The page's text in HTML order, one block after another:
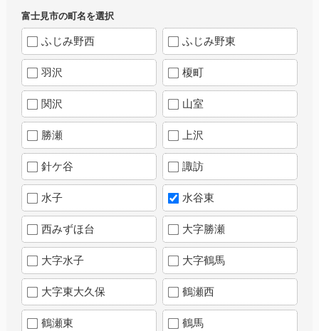
富士見市の町名を選択
ふじみ野西 ふじみ野東
羽沢 榎町
関沢 山室
勝瀬 上沢
針ケ谷 諏訪
水子 水谷東
西みずほ台 大字勝瀬
大字水子 大字鶴馬
大字東大久保 鶴瀬西
鶴瀬東 鶴馬